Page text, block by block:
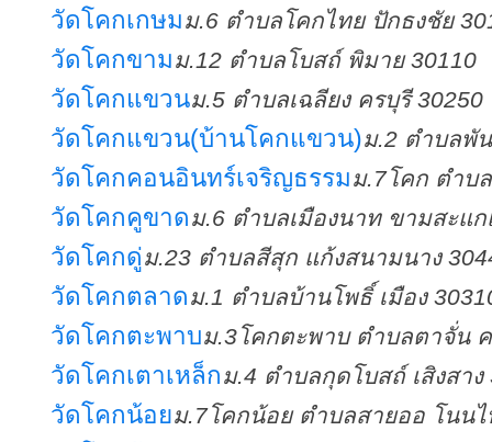
วัดโคกเกษมม.6 ตำบลโคกไทย ปักธงชัย
วัดโคกขามม.12 ตำบลโบสถ์ พิมาย 30110
วัดโคกแขวนม.5 ตำบลเฉลียง ครบุรี 30250
วัดโคกแขวน(บ้านโคกแขวน)ม.2 ตำบลพั
วัดโคกคอนอินทร์เจริญธรรมม.7โคก ตำบล
วัดโคกคูขาดม.6 ตำบลเมืองนาท ขามสะแก
วัดโคกดู่ม.23 ตำบลสีสุก แก้งสนามนาง
วัดโคกตลาดม.1 ตำบลบ้านโพธิ์ เมือง
วัดโคกตะพาบม.3โคกตะพาบ ตำบลตาจั่น
วัดโคกเตาเหล็กม.4 ตำบลกุดโบสถ์ เสิงสาง
วัดโคกน้อยม.7โคกน้อย ตำบลสายออ โนนไ